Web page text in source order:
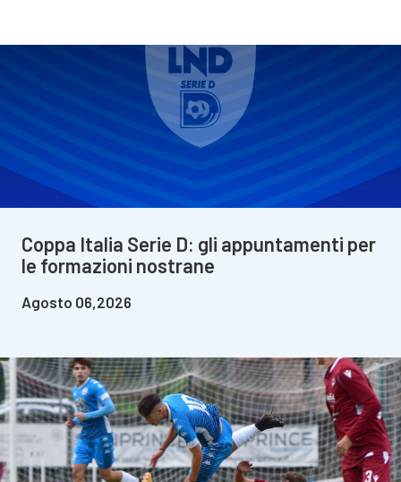
Coppa Italia Serie D: gli appuntamenti per
le formazioni nostrane
Agosto 06,2026